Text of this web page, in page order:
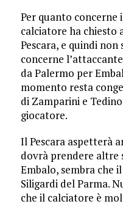
Per quanto
calciatore ha chiesto
Pescara, e quindi
concerne
da Palermo per
momento resta
di Zamparini e
giocatore.
Il Pescara aspetterà
dovrà prendere
Embalo, sembra che
Siligardi del Parma.
che il calciatore è